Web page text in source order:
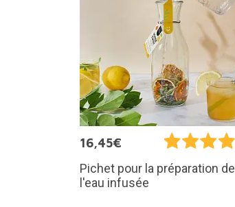
16,45€
Pichet pour la préparation de
l'eau infusée